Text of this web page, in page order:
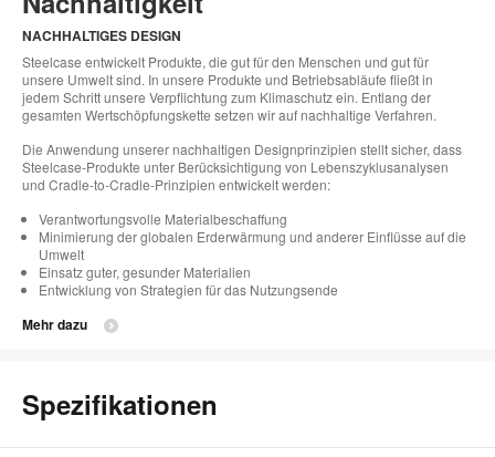
NACHHALTIGES DESIGN
Steelcase entwickelt Produkte, die gut für den Menschen und gut für
unsere Umwelt sind. In unsere Produkte und Betriebsabläufe fließt in
jedem Schritt unsere Verpflichtung zum Klimaschutz ein. Entlang der
gesamten Wertschöpfungskette setzen wir auf nachhaltige Verfahren.
Die Anwendung unserer nachhaltigen Designprinzipien stellt sicher, dass
Steelcase-Produkte unter Berücksichtigung von Lebenszyklusanalysen
und Cradle-to-Cradle-Prinzipien entwickelt werden:
Verantwortungsvolle Materialbeschaffung
Minimierung der globalen Erderwärmung und anderer Einflüsse auf die
Umwelt
Einsatz guter, gesunder Materialien
Entwicklung von Strategien für das Nutzungsende
Mehr dazu
Spezifikationen